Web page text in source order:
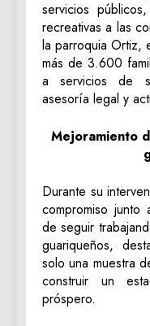
servicios
recreativas a las
la parroquia Ortiz,
más de 3.600
a servicios de
asesoría legal y
Mejoramiento
Durante su
compromiso
de seguir
guariqueños,
solo una muestra
construir un
próspero.